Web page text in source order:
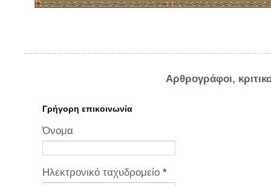
Αρθρογράφοι,
Γρήγορη επικοινωνία
Όνομα
Ηλεκτρονικό ταχυδρομείο *